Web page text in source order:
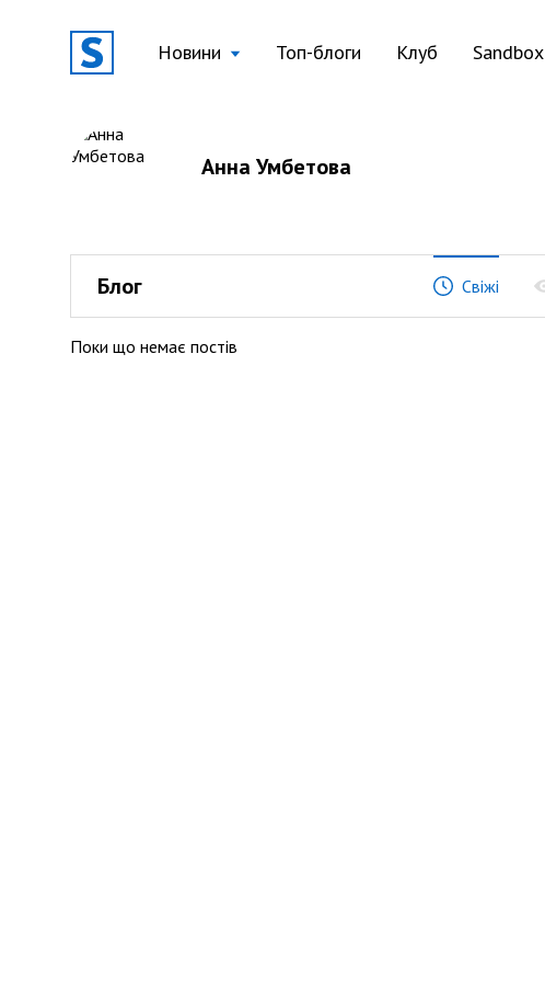
Новини Топ-блоги Клуб Sandbox
Анна Умбетова
Блог Свіжі
Поки що немає постів